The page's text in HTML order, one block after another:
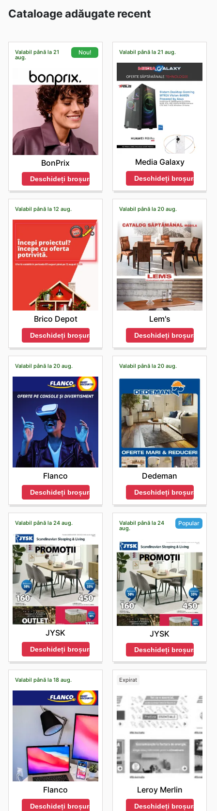
Cataloage adăugate recent
Valabil până la 21
aug.
Nou!
BonPrix
Deschideți broșura
Valabil până la 21 aug.
Media Galaxy
Deschideți broșura
Valabil până la 12 aug.
Brico Depot
Deschideți broșura
Valabil până la 20 aug.
Lem's
Deschideți broșura
Valabil până la 20 aug.
Flanco
Deschideți broșura
Valabil până la 20 aug.
Dedeman
Deschideți broșura
Valabil până la 24 aug.
JYSK
Deschideți broșura
Valabil până la 24
aug.
Popular
JYSK
Deschideți broșura
Valabil până la 18 aug.
Flanco
Deschideți broșura
Expirat
Leroy Merlin
Deschideți broșura